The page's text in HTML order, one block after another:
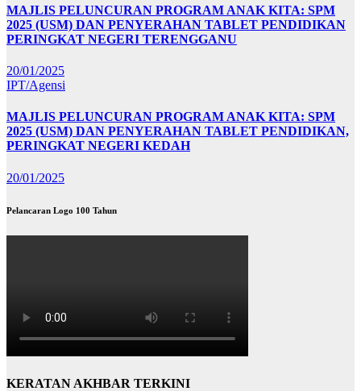
MAJLIS PELUNCURAN PROGRAM ANAK KITA: SPM
2025 (USM) DAN PENYERAHAN TABLET PENDIDIKAN
PERINGKAT NEGERI TERENGGANU
20/01/2025
IPT/Agensi
MAJLIS PELUNCURAN PROGRAM ANAK KITA: SPM
2025 (USM) DAN PENYERAHAN TABLET PENDIDIKAN,
PERINGKAT NEGERI KEDAH
20/01/2025
Pelancaran Logo 100 Tahun
KERATAN AKHBAR TERKINI